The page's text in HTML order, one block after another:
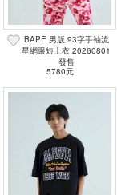
BAPE 男版 93字手袖流
星網眼短上衣 20260801
發售
5780元